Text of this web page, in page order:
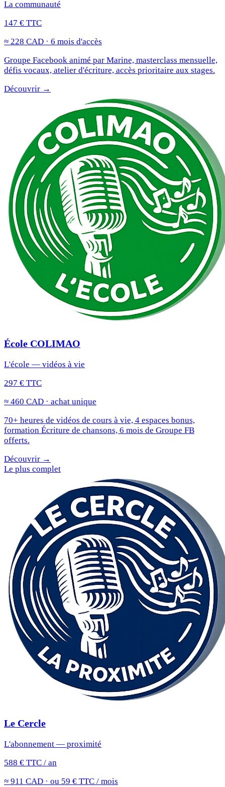
La communauté
147 € TTC
≈ 228 CAD · 6 mois d'accès
Groupe Facebook animé par Marine, masterclass mensuelle,
défis vocaux, atelier d'écriture, accès prioritaire aux stages.
Découvrir →
École COLIMAO
L'école — vidéos à vie
297 € TTC
≈ 460 CAD · achat unique
70+ heures de vidéos de cours à vie, 4 espaces bonus,
formation Écriture de chansons, 6 mois de Groupe FB
offerts.
Découvrir →
Le plus complet
Le Cercle
L'abonnement — proximité
588 € TTC / an
≈ 911 CAD · ou 59 € TTC / mois